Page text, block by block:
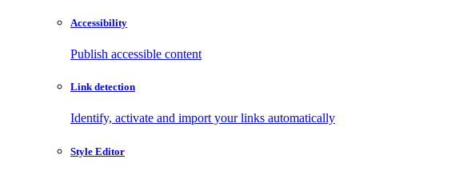
Accessibility
Publish accessible content
Link detection
Identify, activate and import your links automatically
Style Editor